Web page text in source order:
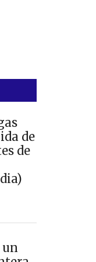
de
de
un